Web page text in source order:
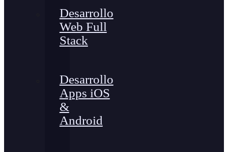
Desarrollo
Web Full
Stack
Desarrollo
Apps iOS
&
Android